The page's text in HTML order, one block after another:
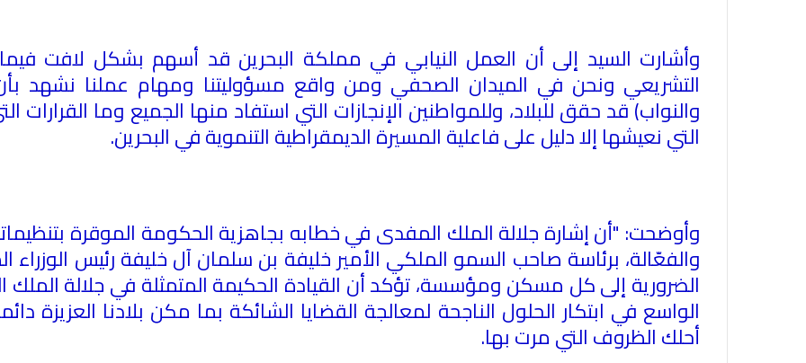
وأشارت السيد إلى أن العمل النيابي في مملكة البحرين قد أسهم بشكل لافت
التشريعي ونحن في الميدان الصحفي ومن واقع مسؤوليتنا ومهام عملنا نشهد
والنواب) قد حقق للبلاد، وللمواطنين الإنجازات التي استفاد منها الجميع وما القرارات
التي نعيشها إلا دليل على فاعلية المسيرة الديمقراطية التنموية في البحرين.
وأوضحت: "أن إشارة جلالة الملك المفدى في خطابه بجاهزية الحكومة الموقرة
والفعّالة، برئاسة صاحب السمو الملكي الأمير خليفة بن سلمان آل خليفة رئيس
الضرورية إلى كل مسكن ومؤسسة، تؤكد أن القيادة الحكيمة المتمثلة في جلالة
الواسع في ابتكار الحلول الناجحة لمعالجة القضايا الشائكة بما مكن بلادنا العزيزة
أحلك الظروف التي مرت بها.